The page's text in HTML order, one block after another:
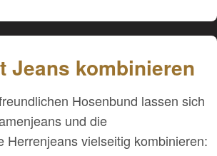
Jeans kombinieren
Hosenbund lassen sich
und die
Herrenjeans vielseitig kombinieren: